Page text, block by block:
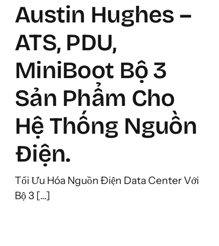
Austin Hughes –
ATS, PDU,
MiniBoot Bộ 3
Sản Phẩm Cho
Hệ Thống Nguồn
Điện.
Tối Ưu Hóa Nguồn Điện Data Center Với
Bộ 3 [...]